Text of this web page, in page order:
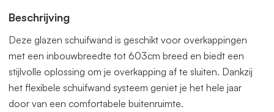
Beschrijving
Deze glazen schuifwand is geschikt voor overkappingen
met een inbouwbreedte tot 603cm breed en biedt een
stijlvolle oplossing om je overkapping af te sluiten. Dankzij
het flexibele schuifwand systeem geniet je het hele jaar
door van een comfortabele buitenruimte.